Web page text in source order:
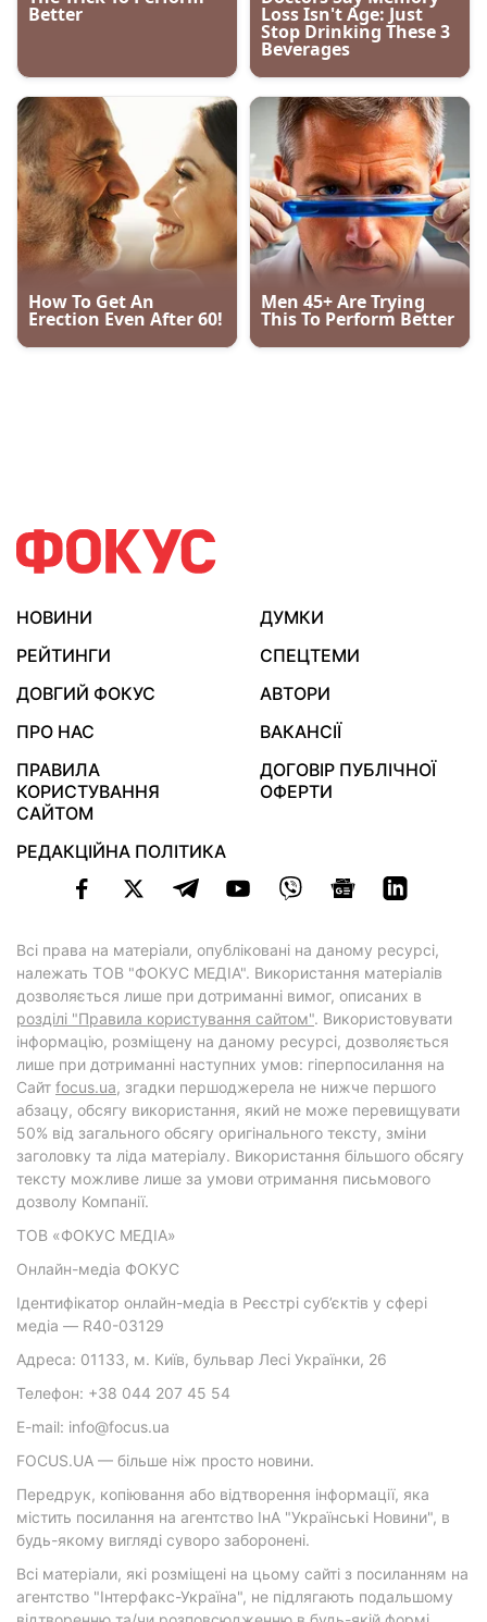
НОВИНИ
ДУМКИ
РЕЙТИНГИ
СПЕЦТЕМИ
ДОВГИЙ ФОКУС
АВТОРИ
ПРО НАС
ВАКАНСІЇ
ПРАВИЛА
КОРИСТУВАННЯ
САЙТОМ
ДОГОВІР ПУБЛІЧНОЇ
ОФЕРТИ
РЕДАКЦІЙНА ПОЛІТИКА
Всі права на матеріали, опубліковані на даному ресурсі,
належать ТОВ "ФОКУС МЕДІА". Використання матеріалів
дозволяється лише при дотриманні вимог, описаних в
розділі "Правила користування сайтом". Використовувати
інформацію, розміщену на даному ресурсі, дозволяється
лише при дотриманні наступних умов: гіперпосилання на
Cайт focus.ua, згадки першоджерела не нижче першого
абзацу, обсягу використання, який не може перевищувати
50% від загального обсягу оригінального тексту, зміни
заголовку та ліда матеріалу. Використання більшого обсягу
тексту можливе лише за умови отримання письмового
дозволу Компанії.
ТОВ «ФОКУС МЕДІА»
Онлайн-медіа ФОКУС
Ідентифікатор онлайн-медіа в Реєстрі суб’єктів у сфері
медіа — R40-03129
Адреса: 01133, м. Київ, бульвар Лесі Українки, 26
Телефон: +38 044 207 45 54
E-mail: info@focus.ua
FOCUS.UA — більше ніж просто новини.
Передрук, копіювання або відтворення інформації, яка
містить посилання на агентство ІнА "Українські Новини", в
будь-якому вигляді суворо заборонені.
Всі матеріали, які розміщені на цьому сайті з посиланням на
агентство "Інтерфакс-Україна", не підлягають подальшому